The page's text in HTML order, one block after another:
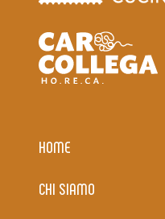
HOME
CHI SIAMO